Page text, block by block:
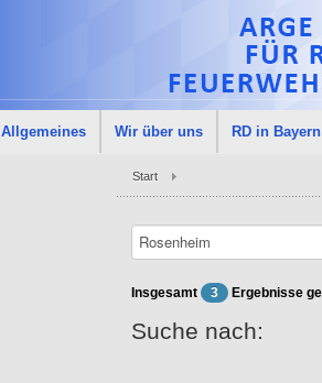
Allgemeines Wir über uns RD in Bayern
Start
Insgesamt 3 Ergebnisse
Suche nach: